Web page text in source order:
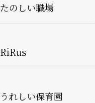
たのしい職場
RiRus
うれしい保育園